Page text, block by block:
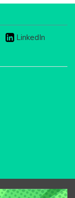
LinkedIn